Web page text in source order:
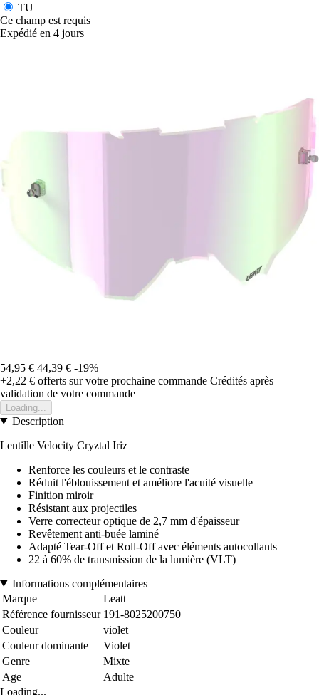
TU
Ce champ est requis
Expédié en 4 jours
54,95 € 44,39 € -19%
+2,22 € offerts sur votre prochaine commande Crédités après
validation de votre commande
Loading...
Description
Lentille Velocity Cryztal Iriz
Renforce les couleurs et le contraste
Réduit l'éblouissement et améliore l'acuité visuelle
Finition miroir
Résistant aux projectiles
Verre correcteur optique de 2,7 mm d'épaisseur
Revêtement anti-buée laminé
Adapté Tear-Off et Roll-Off avec éléments autocollants
22 à 60% de transmission de la lumière (VLT)
Informations complémentaires
Marque
Leatt
Référence fournisseur 191-8025200750
Couleur
violet
Couleur dominante
Violet
Genre
Mixte
Age
Adulte
Loading...